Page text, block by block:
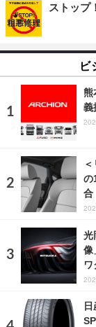
ストップ
ビ
熊
義
の
合
光
像
ワ